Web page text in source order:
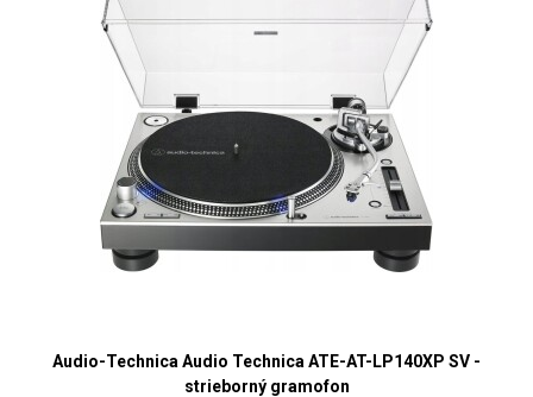
Audio-Technica Audio Technica ATE-AT-LP140XP SV -
strieborný gramofon